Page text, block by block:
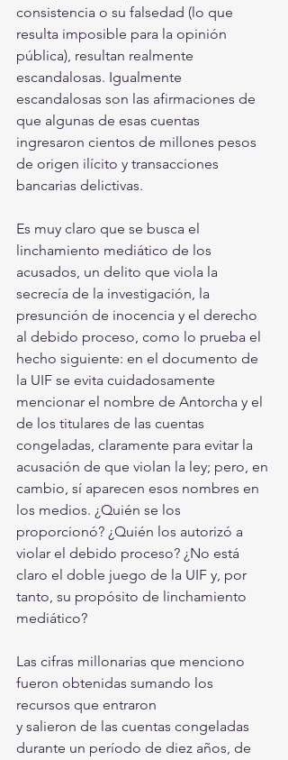
consistencia o su falsedad (lo que
resulta imposible para la opinión
pública), resultan realmente
escandalosas. Igualmente
escandalosas son las afirmaciones de
que algunas de esas cuentas
ingresaron cientos de millones pesos
de origen ilícito y transacciones
bancarias delictivas.
Es muy claro que se busca el
linchamiento mediático de los
acusados, un delito que viola la
secrecía de la investigación, la
presunción de inocencia y el derecho
al debido proceso, como lo prueba el
hecho siguiente: en el documento de
la UIF se evita cuidadosamente
mencionar el nombre de Antorcha y el
de los titulares de las cuentas
congeladas, claramente para evitar la
acusación de que violan la ley; pero, en
cambio, sí aparecen esos nombres en
los medios. ¿Quién se los
proporcionó? ¿Quién los autorizó a
violar el debido proceso? ¿No está
claro el doble juego de la UIF y, por
tanto, su propósito de linchamiento
mediático?
Las cifras millonarias que menciono
fueron obtenidas sumando los
recursos que entraron
y salieron de las cuentas congeladas
durante un período de diez años, de